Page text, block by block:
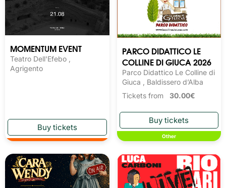
MOMENTUM EVENT
Teatro Dell'Efebo ,
Agrigento
PARCO DIDATTICO LE
COLLINE DI GIUCA 2026
Parco Didattico Le Colline di
Giuca , Baldissero d’Alba
Tickets from 30.00€
Other